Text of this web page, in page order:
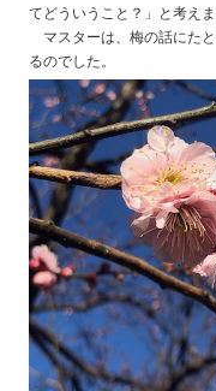
てどういうこと？」と考え
マスターは、梅の話にた
るのでした。